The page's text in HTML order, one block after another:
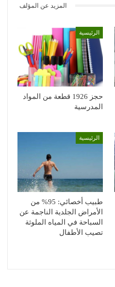
المزيد عن المؤلف
الرئيسية
حجز 1926 قطعة من المواد
المدرسية
الرئيسية
طبيب أخصائي: 95% من
الأمراض الجلدية الناجمة عن
السباحة في المياه الملوثة
تصيب الأطفال